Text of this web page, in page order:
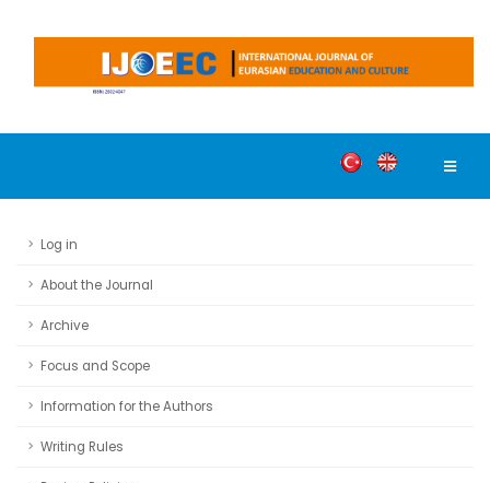
Log in
About the Journal
Archive
Focus and Scope
Information for the Authors
Writing Rules